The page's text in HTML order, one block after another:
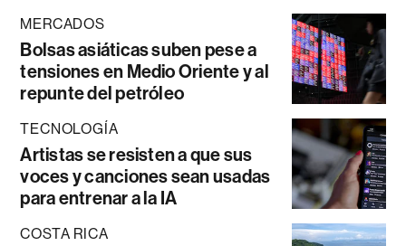
MERCADOS
Bolsas asiáticas suben pese a
tensiones en Medio Oriente y al
repunte del petróleo
TECNOLOGÍA
Artistas se resisten a que sus
voces y canciones sean usadas
para entrenar a la IA
COSTA RICA